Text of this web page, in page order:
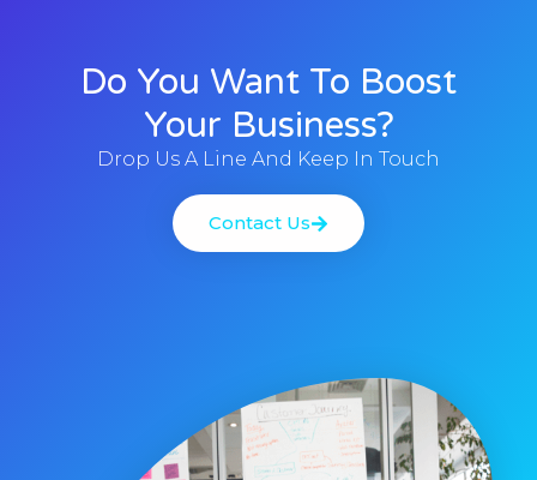
Do You Want To Boost
Your Business?
Drop Us A Line And Keep In Touch
Contact Us